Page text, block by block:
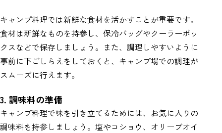
キャンプ料理では新鮮な食材を活かすことが重要です。
食材は新鮮なものを持参し、保冷バッグやクーラーボッ
クスなどで保存しましょう。また、調理しやすいように
事前に下ごしらえをしておくと、キャンプ場での調理が
スムーズに行えます。
3. 調味料の準備
キャンプ料理で味を引き立てるためには、お気に入りの
調味料を持参しましょう。塩やコショウ、オリーブオイ